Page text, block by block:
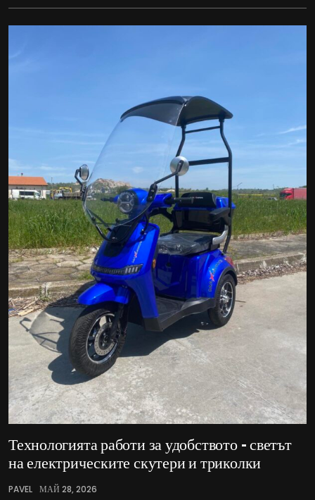
Технологията работи за удобството – светът
на електрическите скутери и триколки
PAVEL МАЙ 28, 2026